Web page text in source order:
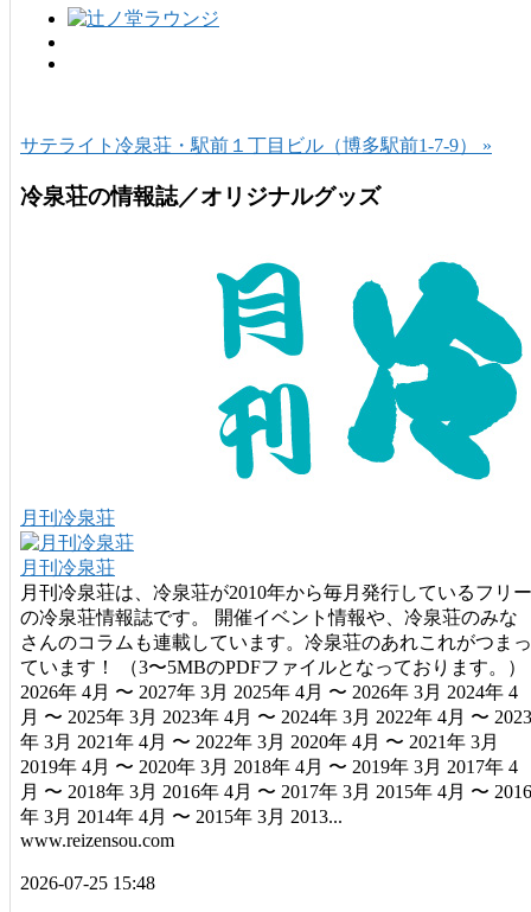
サテライト冷泉荘・駅前１丁目ビル（博多駅前1-7-9） »
冷泉荘の情報誌／オリジナルグッズ
月刊冷泉荘
月刊冷泉荘
月刊冷泉荘は、冷泉荘が2010年から毎月発行しているフリー
の冷泉荘情報誌です。 開催イベント情報や、冷泉荘のみな
さんのコラムも連載しています。冷泉荘のあれこれがつまっ
ています！ （3〜5MBのPDFファイルとなっております。）
2026年 4月 〜 2027年 3月 2025年 4月 〜 2026年 3月 2024年 4
月 〜 2025年 3月 2023年 4月 〜 2024年 3月 2022年 4月 〜 2023
年 3月 2021年 4月 〜 2022年 3月 2020年 4月 〜 2021年 3月
2019年 4月 〜 2020年 3月 2018年 4月 〜 2019年 3月 2017年 4
月 〜 2018年 3月 2016年 4月 〜 2017年 3月 2015年 4月 〜 2016
年 3月 2014年 4月 〜 2015年 3月 2013...
www.reizensou.com
2026-07-25 15:48